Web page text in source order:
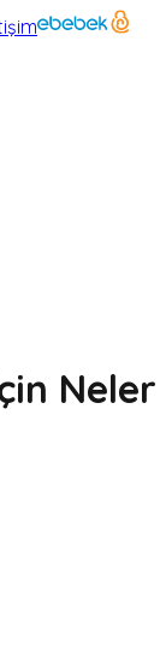
Neler